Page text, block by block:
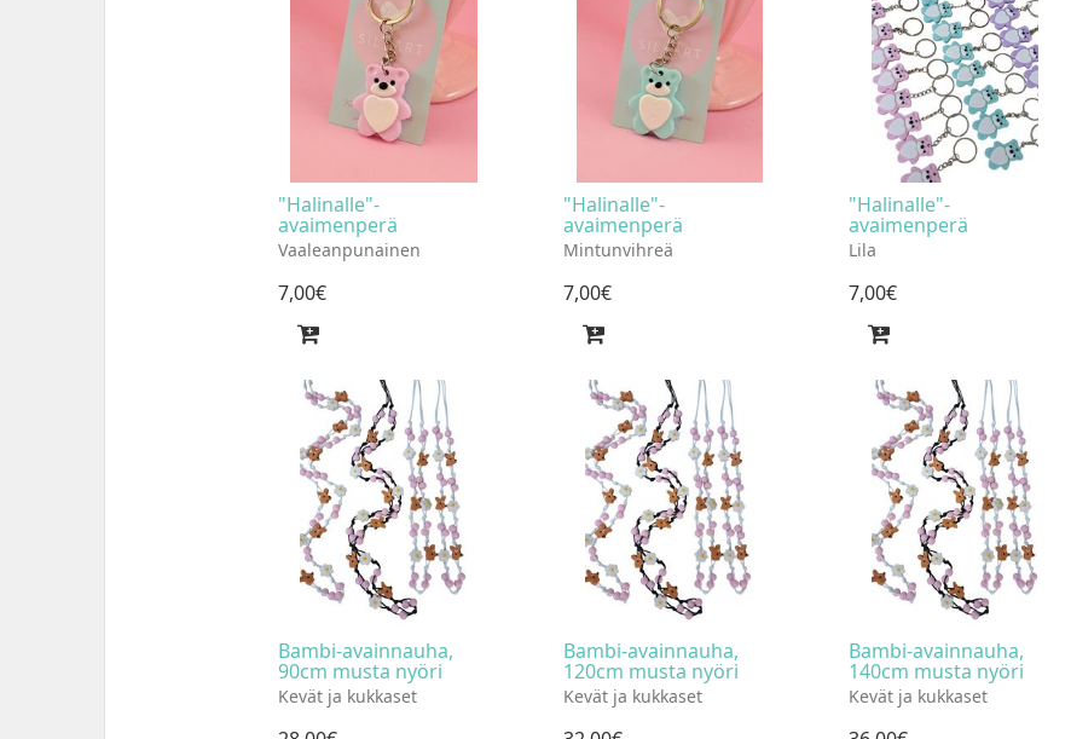
"Halinalle"-
avaimenperä
Vaaleanpunainen
7,00€
"Halinalle"-
avaimenperä
Mintunvihreä
7,00€
"Halinalle"-
avaimenperä
Lila
7,00€
Bambi-avainnauha,
90cm musta nyöri
Kevät ja kukkaset
Bambi-avainnauha,
120cm musta nyöri
Kevät ja kukkaset
Bambi-avainnauha,
140cm musta nyöri
Kevät ja kukkaset